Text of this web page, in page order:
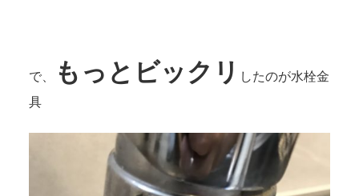
で、 もっとビックリ
したのが水栓金
具